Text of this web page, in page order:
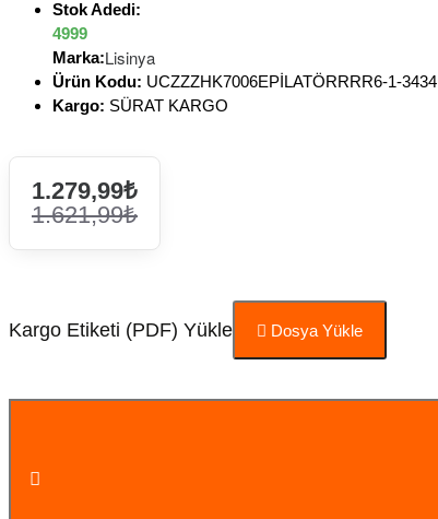
Stok Adedi:
4999
Marka:Lisinya
Ürün Kodu: UCZZZHK7006EPİLATÖRRRR6-1-3434
Kargo: SÜRAT KARGO
1.279,99₺
1.621,99₺
Kargo Etiketi (PDF) Yükle Dosya Yükle